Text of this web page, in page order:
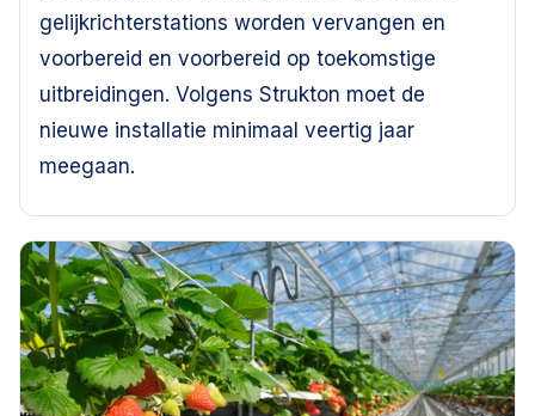
gelijkrichterstations worden vervangen en
voorbereid en voorbereid op toekomstige
uitbreidingen. Volgens Strukton moet de
nieuwe installatie minimaal veertig jaar
meegaan.